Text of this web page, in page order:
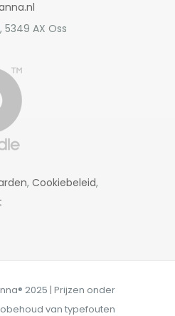
5349 AX Oss
, Cookiebeleid,
2025 | Prijzen onder
van typefouten